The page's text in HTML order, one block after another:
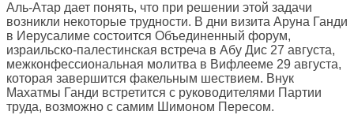
Аль-Атар дает понять, что при решении этой задачи
возникли некоторые трудности. В дни визита Аруна Ганди
в Иерусалиме состоится Объединенный форум,
израильско-палестинская встреча в Абу Дис 27 августа,
межконфессиональная молитва в Вифлееме 29 августа,
которая завершится факельным шествием. Внук
Махатмы Ганди встретится с руководителями Партии
труда, возможно с самим Шимоном Пересом.